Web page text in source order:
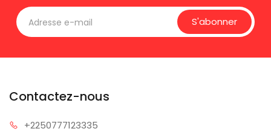
S'abonner
Contactez-nous
+2250777123335